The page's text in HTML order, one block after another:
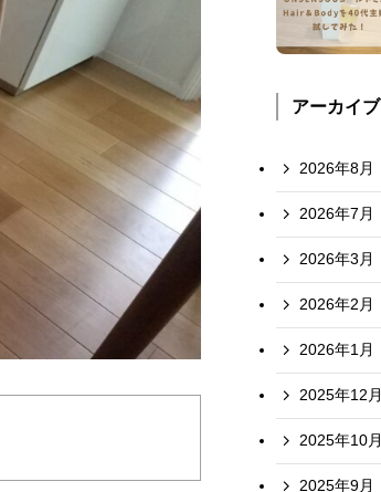
アーカイブ
2026年8月
2026年7月
2026年3月
2026年2月
2026年1月
2025年12月
2025年10月
2025年9月